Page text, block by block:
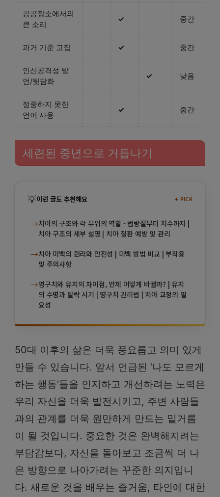
공공장소에서의
큰 소리
✓ 중간
과거 기준 고집 ✓ 중간
인신공격성 발
언/뒷담화
✓ 낮음
정중하지 못한
언어 사용
✓ 중간
세련된 중년으로 거듭나기
💡이런 글도 추천해요 ✦ PICK
→치아의 구조와 각 부위의 역할 - 법랑질부터 치수까지 |
치아 구조의 세부 설명 | 치아 질환 예방 및 관리
→치아 미백의 원리와 안전성 | 미백 방법 비교 | 부작용
및 주의사항
→영구치와 유치의 차이점, 언제 어떻게 바뀔까? | 유치
의 수명과 탈락 시기 | 영구치 관리법 | 치아 교정의 필
요성
50대 이후의 삶은 더욱 풍요롭고 의미 있게
만들 수 있습니다. 앞서 언급된 ‘나도 모르게
하는 행동’들을 인지하고 개선하려는 노력은
우리 자신을 더욱 발전시키고, 주변 사람들
과의 관계를 더욱 원만하게 만드는 밑거름
이 될 것입니다. 중요한 것은 완벽해지려는
부담감보다, 자신을 돌아보고 조금씩 더 나
은 방향으로 나아가려는 꾸준한 의지입니
다. 새로운 것을 배우는 즐거움, 타인에 대한